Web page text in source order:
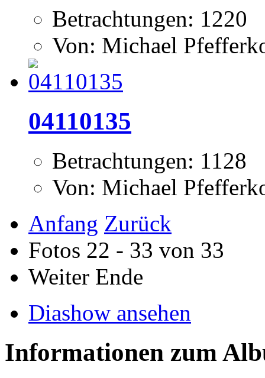
Betrachtungen: 1220
Von: Michael
04110135
Betrachtungen: 1128
Von: Michael
Anfang Zurück
Fotos 22 - 33 von 33
Weiter Ende
Diashow ansehen
Informationen zum